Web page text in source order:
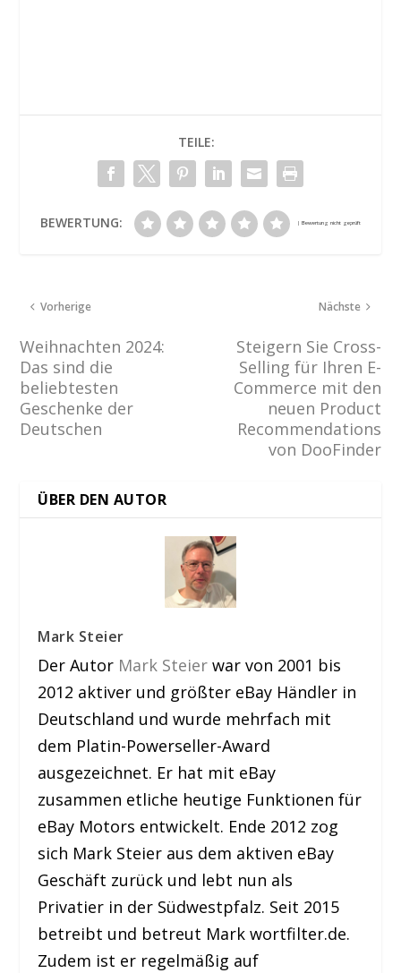
TEILE:
BEWERTUNG:
Vorherige
Weihnachten 2024:
Das sind die
beliebtesten
Geschenke der
Deutschen
Nächste
Steigern Sie Cross-
Selling für Ihren E-
Commerce mit den
neuen Product
Recommendations
von DooFinder
ÜBER DEN AUTOR
Mark Steier
Der Autor Mark Steier war von 2001 bis
2012 aktiver und größter eBay Händler in
Deutschland und wurde mehrfach mit
dem Platin-Powerseller-Award
ausgezeichnet. Er hat mit eBay
zusammen etliche heutige Funktionen für
eBay Motors entwickelt. Ende 2012 zog
sich Mark Steier aus dem aktiven eBay
Geschäft zurück und lebt nun als
Privatier in der Südwestpfalz. Seit 2015
betreibt und betreut Mark wortfilter.de.
Zudem ist er regelmäßig auf